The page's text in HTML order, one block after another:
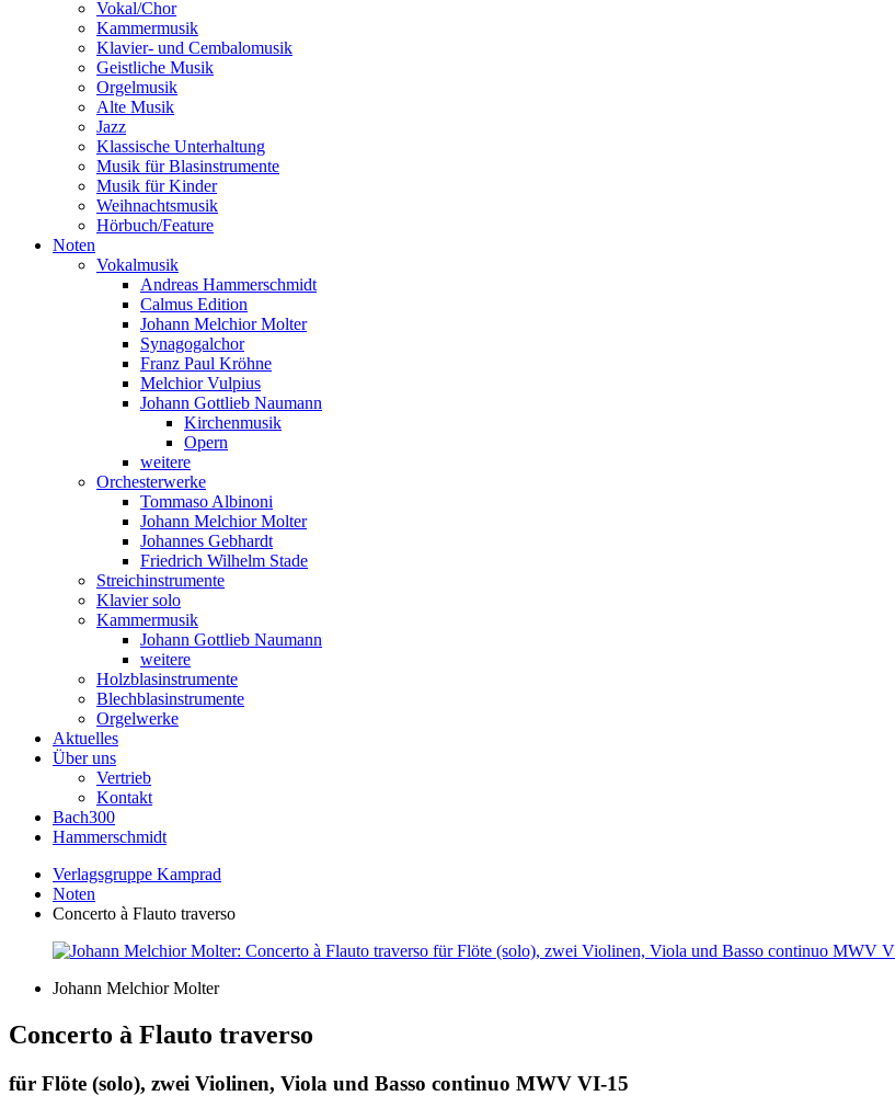
Vokal/Chor
Kammermusik
Klavier- und Cembalomusik
Geistliche Musik
Orgelmusik
Alte Musik
Jazz
Klassische Unterhaltung
Musik für Blasinstrumente
Musik für Kinder
Weihnachtsmusik
Hörbuch/Feature
Noten
Vokalmusik
Andreas Hammerschmidt
Calmus Edition
Johann Melchior Molter
Synagogalchor
Franz Paul Kröhne
Melchior Vulpius
Johann Gottlieb Naumann
Kirchenmusik
Opern
weitere
Orchesterwerke
Tommaso Albinoni
Johann Melchior Molter
Johannes Gebhardt
Friedrich Wilhelm Stade
Streichinstrumente
Klavier solo
Kammermusik
Johann Gottlieb Naumann
weitere
Holzblasinstrumente
Blechblasinstrumente
Orgelwerke
Aktuelles
Über uns
Vertrieb
Kontakt
Bach300
Hammerschmidt
Verlagsgruppe Kamprad
Noten
Concerto à Flauto traverso
Johann Melchior Molter
Concerto à Flauto traverso
für Flöte (solo), zwei Violinen, Viola und Basso continuo MWV VI-15